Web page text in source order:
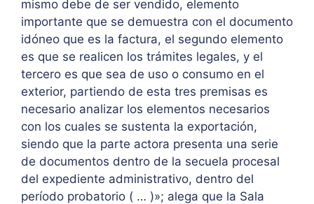
mismo debe de ser vendido, elemento
importante que se demuestra con el documento
idóneo que es la factura, el segundo elemento
es que se realicen los trámites legales, y el
tercero es que sea de uso o consumo en el
exterior, partiendo de esta tres premisas es
necesario analizar los elementos necesarios
con los cuales se sustenta la exportación,
siendo que la parte actora presenta una serie
de documentos dentro de la secuela procesal
del expediente administrativo, dentro del
período probatorio ( … )»; alega que la Sala